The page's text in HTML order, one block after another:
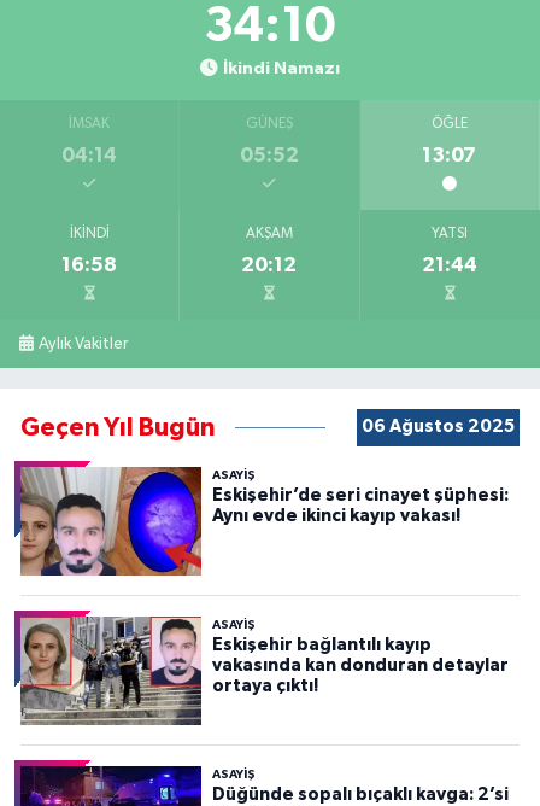
34:10
İkindi Namazı
İMSAK
04:14
GÜNEŞ
05:52
ÖĞLE
13:07
İKINDI
16:58
AKŞAM
20:12
YATSI
21:44
Aylık Vakitler
Geçen Yıl Bugün 06 Ağustos 2025
ASAYİŞ
Eskişehir’de seri cinayet şüphesi:
Aynı evde ikinci kayıp vakası!
ASAYİŞ
Eskişehir bağlantılı kayıp
vakasında kan donduran detaylar
ortaya çıktı!
ASAYİŞ
Düğünde sopalı bıçaklı kavga: 2’si